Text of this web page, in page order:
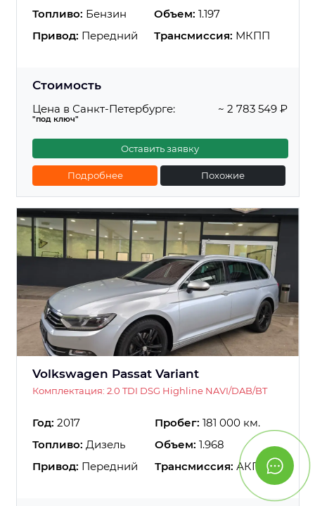
Топливо: Бензин Объем: 1.197
Привод: Передний Трансмиссия: МКПП
Стоимость
Цена в Санкт-Петербурге:
"под ключ"
~ 2 783 549 ₽
Оставить заявку
Подробнее Похожие
Volkswagen Passat Variant
Комплектация: 2.0 TDI DSG Highline NAVI/DAB/BT
Год: 2017 Пробег: 181 000 км.
Топливо: Дизель Объем: 1.968
Привод: Передний Трансмиссия: АКПП